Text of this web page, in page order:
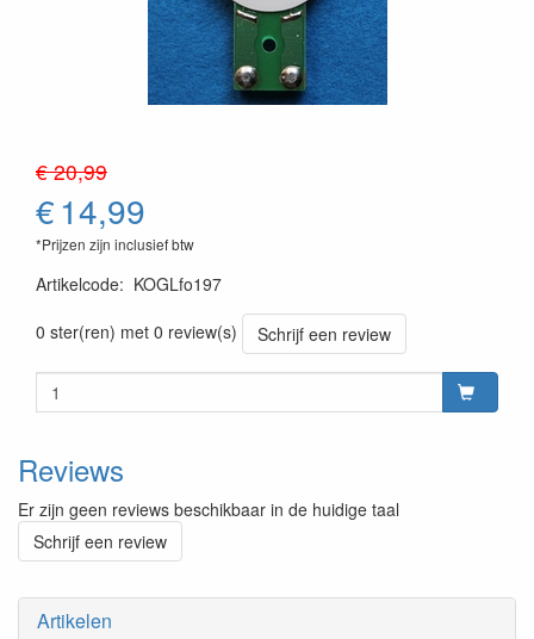
Artikelen
€ 20,99
€14,99
*Prijzen zijn inclusief btw
Artikelcode: KOGLfo197
0 ster(ren) met 0 review(s)
Schrijf een review
Reviews
Er zijn geen reviews beschikbaar in de huidige taal
Schrijf een review